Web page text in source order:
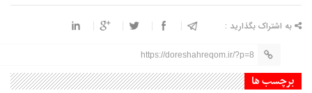
به اشتراک بگذارید :
https://doreshahreqom.ir/?p=8
برچسب ها